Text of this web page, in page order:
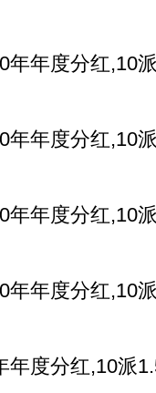
年度分红,10
年度分红,10
年度分红,10
年度分红,10
度分红,10派